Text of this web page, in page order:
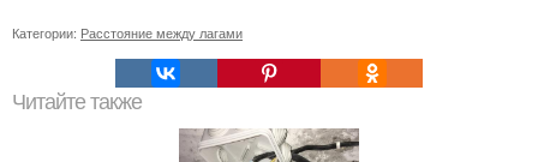
Категории: Расстояние между лагами
Читайте также